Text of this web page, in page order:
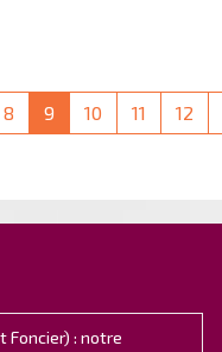
8 9 10 11 12
Foncier) : notre